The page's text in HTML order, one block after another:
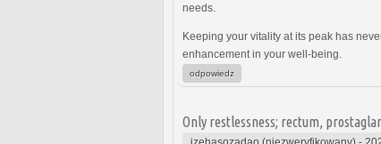
needs.
Keeping your vitality at its peak has
enhancement in your well-being.
odpowiedz
Only restlessness; rectum,